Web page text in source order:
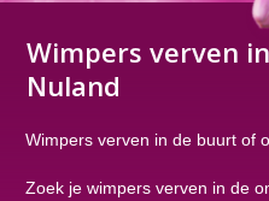
Wimpers verven
Nuland
Wimpers verven in de buurt of
Zoek je wimpers verven in de